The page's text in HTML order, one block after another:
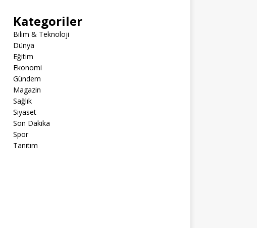
Kategoriler
Bilim & Teknoloji
Dünya
Eğitim
Ekonomi
Gündem
Magazin
Sağlık
Siyaset
Son Dakika
Spor
Tanıtım